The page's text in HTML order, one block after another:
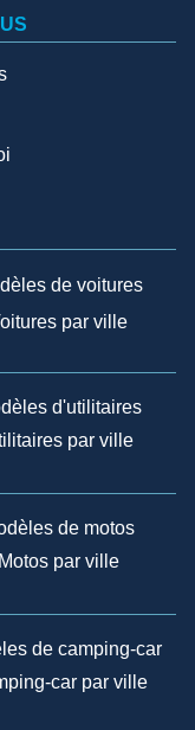
de voitures
par ville
d'utilitaires
par ville
de motos
Motos par ville
de camping-car
car par ville